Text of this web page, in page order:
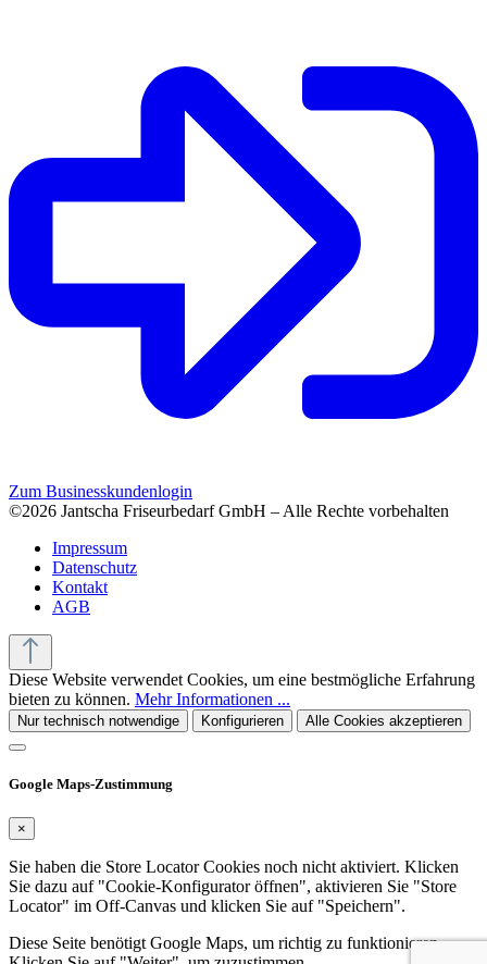
Zum Businesskundenlogin
©2026 Jantscha Friseurbedarf GmbH – Alle Rechte vorbehalten
Impressum
Datenschutz
Kontakt
AGB
Diese Website verwendet Cookies, um eine bestmögliche Erfahrung
bieten zu können. Mehr Informationen ...
Nur technisch notwendige Konfigurieren Alle Cookies akzeptieren
Google Maps-Zustimmung
×
Sie haben die Store Locator Cookies noch nicht aktiviert. Klicken
Sie dazu auf "Cookie-Konfigurator öffnen", aktivieren Sie "Store
Locator" im Off-Canvas und klicken Sie auf "Speichern".
Diese Seite benötigt Google Maps, um richtig zu funktionieren.